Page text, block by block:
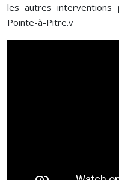
les autres interventions
Pointe-à-Pitre.v